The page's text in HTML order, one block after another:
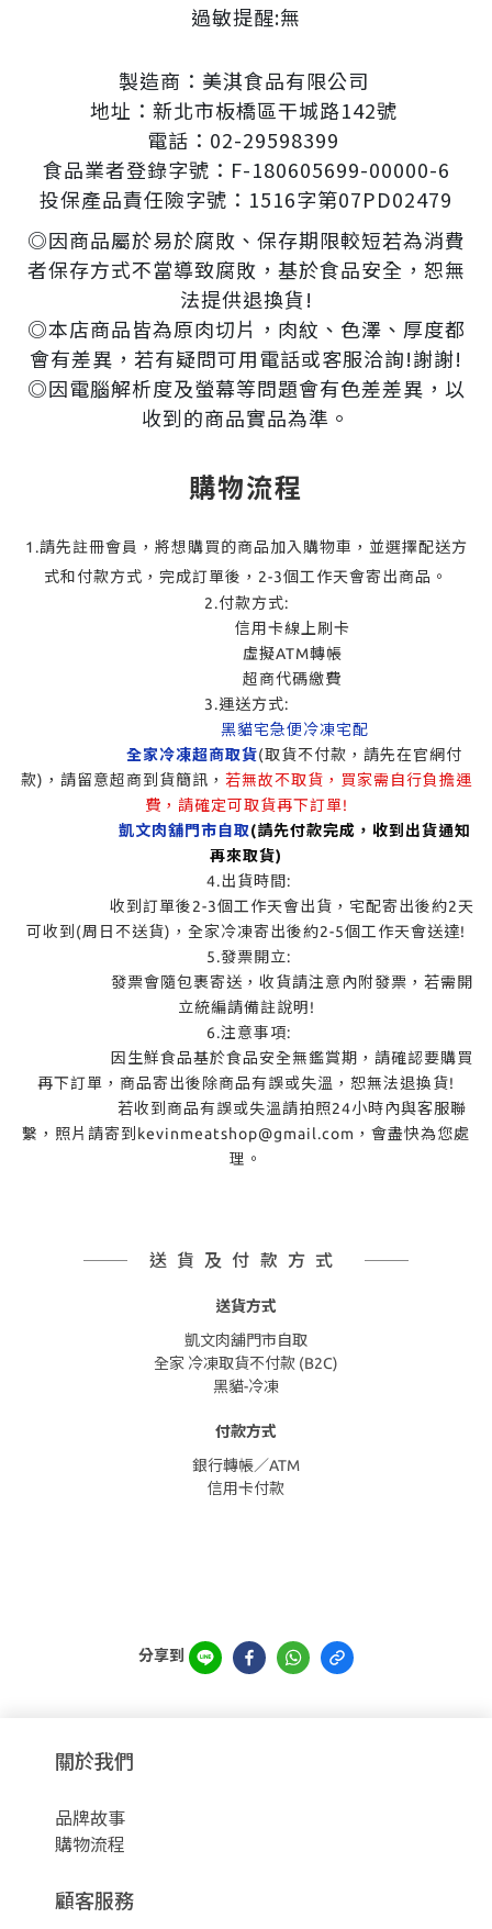
過敏提醒:無
製造商：美淇食品有限公司
地址：新北市板橋區干城路142號
電話：02-29598399
食品業者登錄字號：F-180605699-00000-6
投保產品責任險字號：1516字第07PD02479
◎因商品屬於易於腐敗、保存期限較短若為消費
者保存方式不當導致腐敗，基於食品安全，恕無
法提供退換貨!
◎本店商品皆為原肉切片，肉紋、色澤、厚度都
會有差異，若有疑問可用電話或客服洽詢!謝謝!
◎因電腦解析度及螢幕等問題會有色差差異，以
收到的商品實品為準。
購物流程
1.請先註冊會員，將想購買的商品加入購物車，並選擇配送方
式和付款方式，完成訂單後，2-3個工作天會寄出商品。
2.付款方式:
信用卡線上刷卡
虛擬ATM轉帳
超商代碼繳費
3.運送方式:
黑貓宅急便冷凍宅配
全家冷凍超商取貨(取貨不付款，請先在官網付
款)，請留意超商到貨簡訊， 若無故不取貨，買家需自行負擔運
費，請確定可取貨再下訂單!
凱文肉舖門市自取(請先付款完成，收到出貨通知
再來取貨)
4.出貨時間:
收到訂單後2-3個工作天會出貨，宅配寄出後約2天
可收到(周日不送貨)，全家冷凍寄出後約2-5個工作天會送達!
5.發票開立:
發票會隨包裹寄送，收貨請注意內附發票，若需開
立統編請備註說明!
6.注意事項:
因生鮮食品基於食品安全無鑑賞期，請確認要購買
再下訂單，商品寄出後除商品有誤或失溫，恕無法退換貨!
若收到商品有誤或失溫請拍照24小時內與客服聯
繫，照片請寄到kevinmeatshop@gmail.com，會盡快為您處
理。
送貨及付款方式
送貨方式
凱文肉舖門市自取
全家 冷凍取貨不付款 (B2C)
黑貓-冷凍
付款方式
銀行轉帳／ATM
信用卡付款
分享到
關於我們
品牌故事
購物流程
顧客服務